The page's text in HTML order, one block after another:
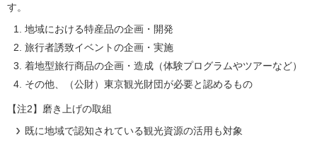
す。
地域における特産品の企画・開発
旅行者誘致イベントの企画・実施
着地型旅行商品の企画・造成（体験プログラムやツアーなど）
その他、（公財）東京観光財団が必要と認めるもの
【注2】磨き上げの取組
既に地域で認知されている観光資源の活用も対象